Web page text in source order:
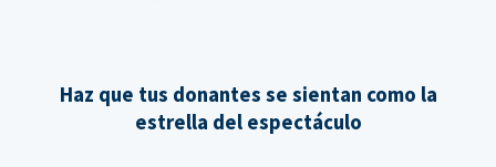
Haz que tus donantes se sientan como la
estrella del espectáculo